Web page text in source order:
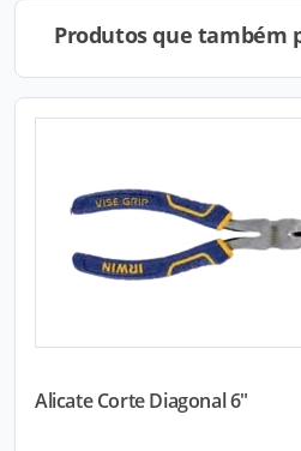
Produtos que também
Alicate Corte Diagonal 6"